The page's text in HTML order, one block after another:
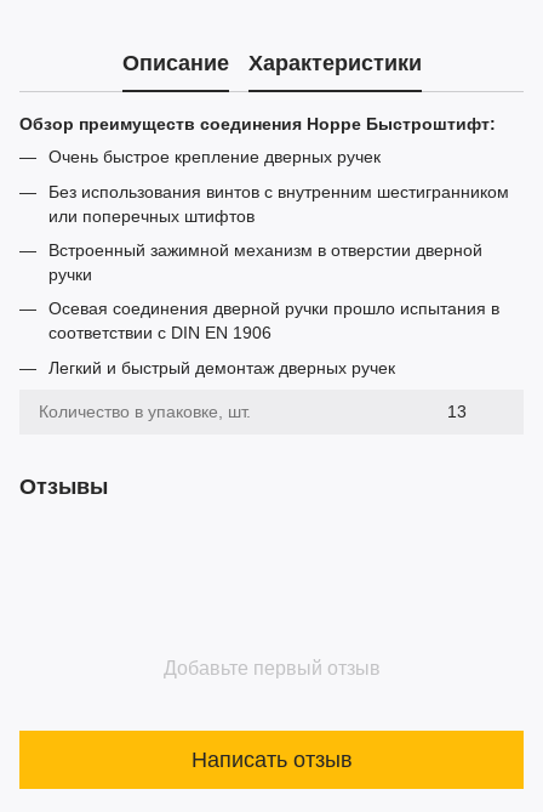
Описание Характеристики
Обзор преимуществ соединения Hoppe Быстроштифт:
Очень быстрое крепление дверных ручек
Без использования винтов с внутренним шестигранником
или поперечных штифтов
Встроенный зажимной механизм в отверстии дверной
ручки
Осевая соединения дверной ручки прошло испытания в
соответствии с DIN EN 1906
Легкий и быстрый демонтаж дверных ручек
Количество в упаковке, шт. 13
Отзывы
Добавьте первый отзыв
Написать отзыв